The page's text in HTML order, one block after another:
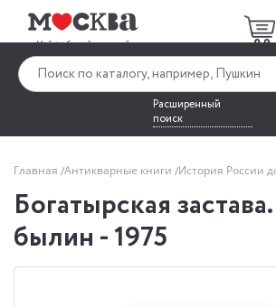
Расширенный
поиск
Главная Антикварные книги История России
Богатырская
былин - 1975